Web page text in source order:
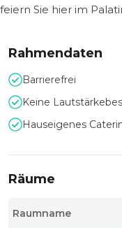
feiern Sie hier im
Rahmendaten
Barrierefrei
Keine
Hauseigenes
Räume
Raumname